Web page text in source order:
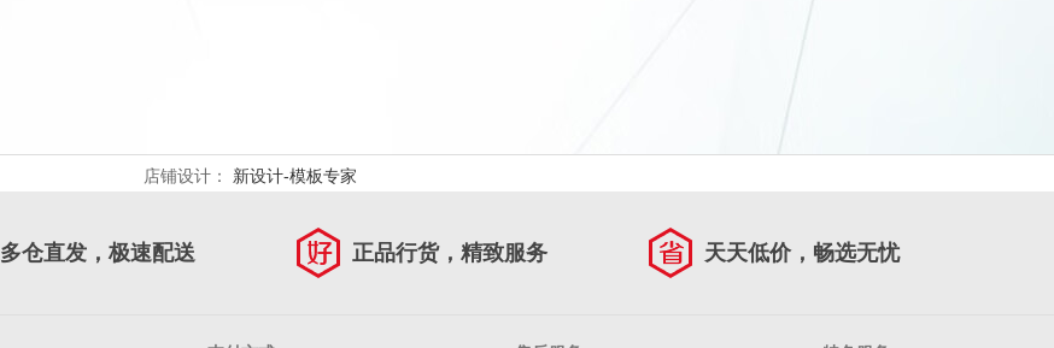
店铺设计： 新设计-模板专家
多仓直发，极速配送 正品行货，精致服务 天天低价，畅选无忧